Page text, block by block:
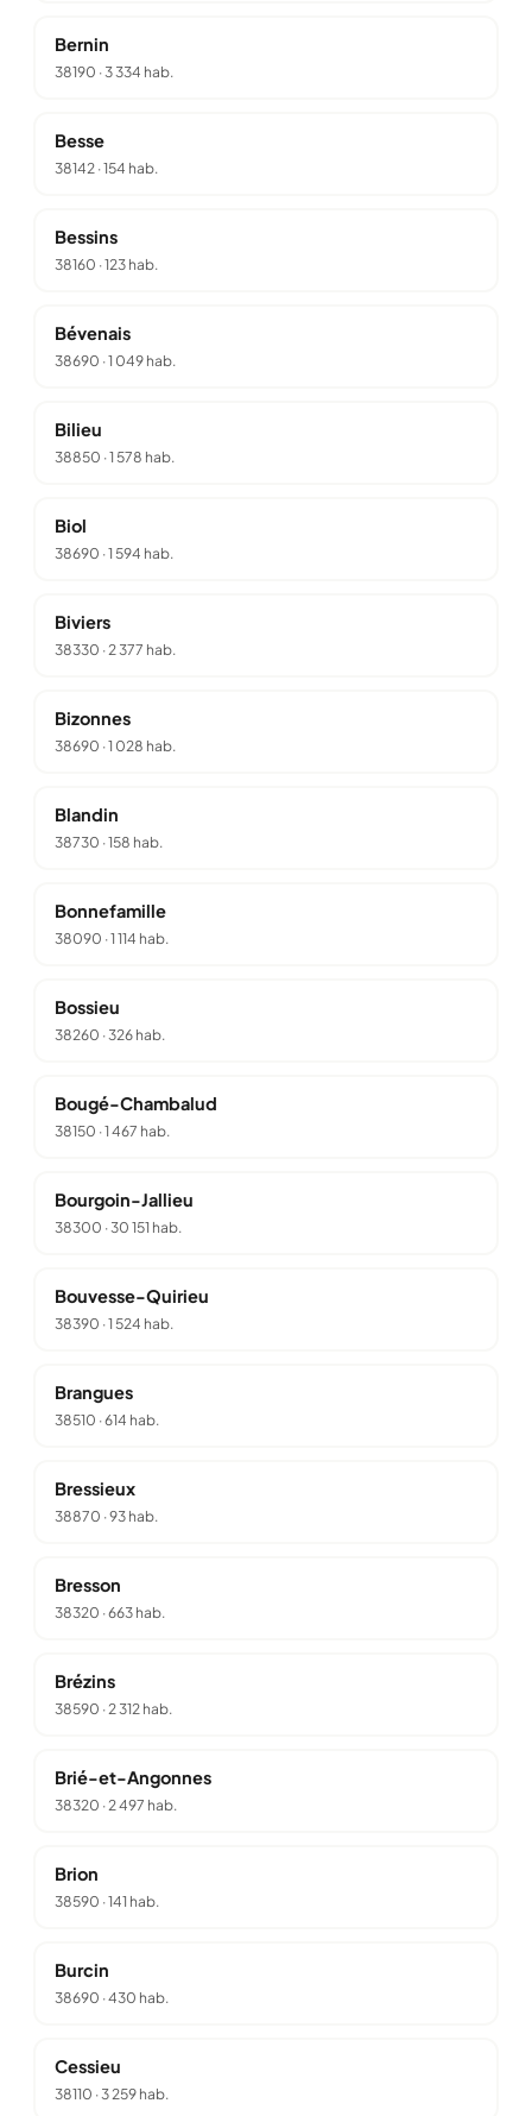
Bernin
38190 ·3 334 hab.
Besse
38142·154 hab.
Bessins
38160 ·123 hab.
Bévenais
38690 ·1 049 hab.
Bilieu
38850 ·1 578 hab.
Biol
38690 ·1 594 hab.
Biviers
38330 ·2 377 hab.
Bizonnes
38690 ·1 028 hab.
Blandin
38730 ·158 hab.
Bonnefamille
38090 ·1 114 hab.
Bossieu
38260 ·326 hab.
Bougé-Chambalud
38150 ·1 467 hab.
Bourgoin-Jallieu
38300 ·30 151 hab.
Bouvesse-Quirieu
38390 ·1 524 hab.
Brangues
38510 ·614 hab.
Bressieux
38870 ·93 hab.
Bresson
38320 ·663 hab.
Brézins
38590 ·2 312 hab.
Brié-et-Angonnes
38320 ·2 497 hab.
Brion
38590 ·141 hab.
Burcin
38690 ·430 hab.
Cessieu
38110 ·3 259 hab.